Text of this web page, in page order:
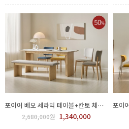
포이어 베오 세라믹 테이블+칸토 체어 6인 식탁세트 (색상선택) GPP 450-62-1,2
2,680,000원 1,340,000